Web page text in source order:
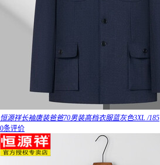
恒源祥长袖唐装爸爸70男装高档衣服蓝灰色3XL /185
0条评价